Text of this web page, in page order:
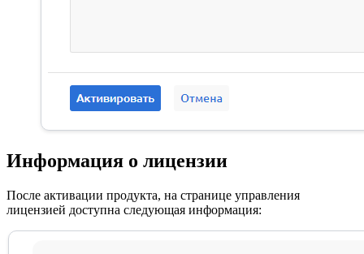
Информация о лицензии
После активации продукта, на странице управления
лицензией доступна следующая информация: